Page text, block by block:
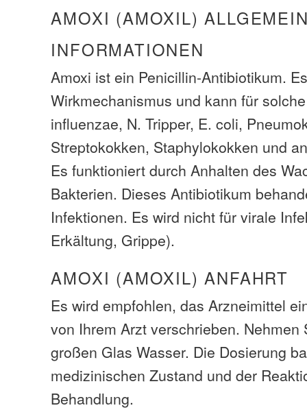
AMOXI (AMOXIL)
INFORMATIONEN
Amoxi ist ein Penicillin-Antibiotikum.
Wirkmechanismus und kann für
influenzae, N. Tripper, E. coli,
Streptokokken, Staphylokokken und
Es funktioniert durch Anhalten des
Bakterien. Dieses Antibiotikum
Infektionen. Es wird nicht für virale
Erkältung, Grippe).
AMOXI (AMOXIL) ANFAHRT
Es wird empfohlen, das Arzneimittel
von Ihrem Arzt verschrieben. Nehmen
großen Glas Wasser. Die Dosierung
medizinischen Zustand und der
Behandlung.